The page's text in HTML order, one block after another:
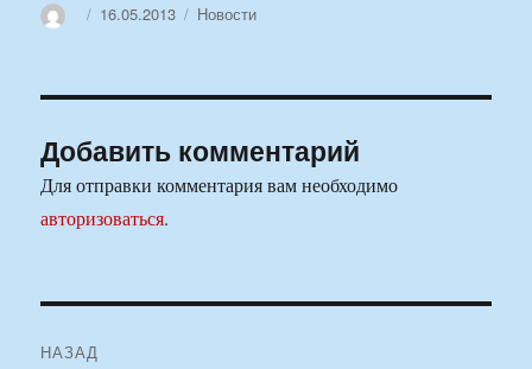
АвторОпубликовано
16.05.2013 Рубрики
Новости
Добавить комментарий
Для отправки комментария вам необходимо
авторизоваться.
НАЗАД